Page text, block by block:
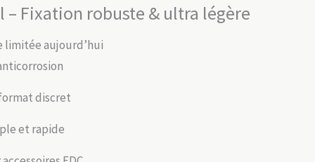
– Fixation robuste & ultra légère
limitée aujourd’hui
discret
et rapide